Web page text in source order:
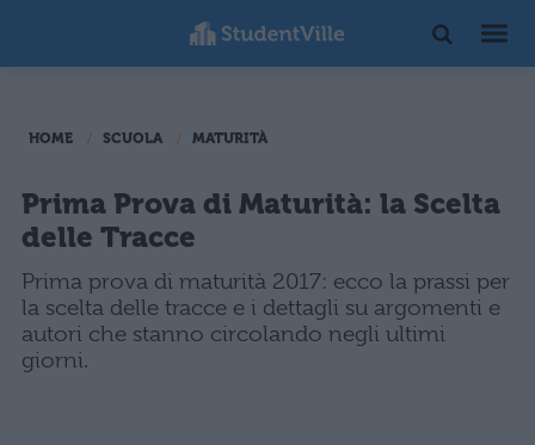
HOME SCUOLA MATURITÀ
Prima Prova di Maturità: la Scelta
delle Tracce
Prima prova di maturità 2017: ecco la prassi per
la scelta delle tracce e i dettagli su argomenti e
autori che stanno circolando negli ultimi
giorni.